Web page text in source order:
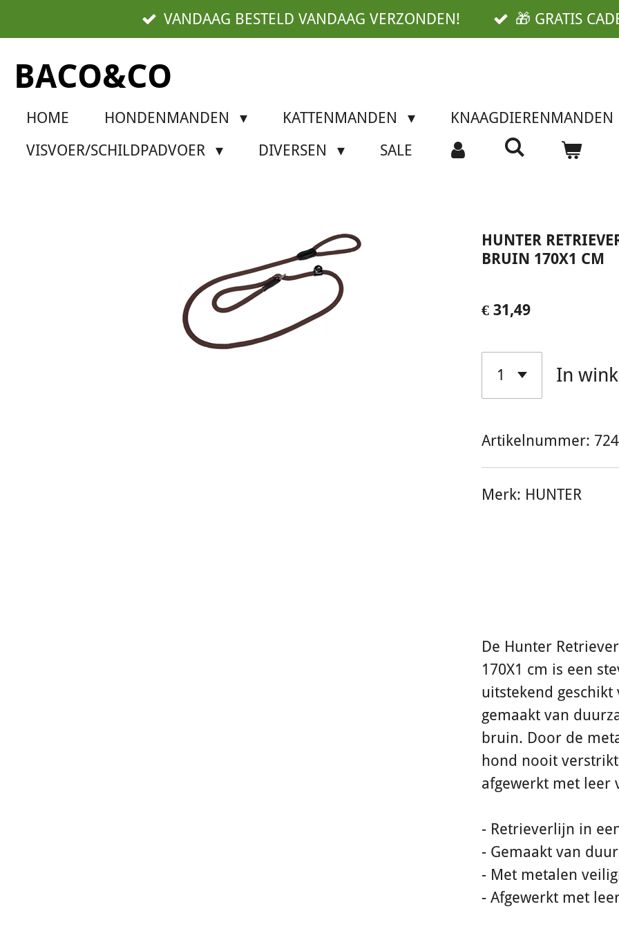
direct
naar
de
hoofdinhoud
VANDAAG BESTELD VANDAAG VERZONDEN! 🎁 GRATIS
BACO&CO
HOME HONDENMANDEN KATTENMANDEN
KNAAGDIERENMANDEN
VISVOER/SCHILDPADVOER
DIVERSEN SALE
HUNTER
BRUIN 170X1 CM
€ 31,49
In
Artikelnummer:
Merk: HUNTER
De Hunter
170X1 cm is een
uitstekend
gemaakt van
bruin. Door de
hond nooit
afgewerkt met
- Retrieverlijn in
- Gemaakt van
- Met metalen
- Afgewerkt met